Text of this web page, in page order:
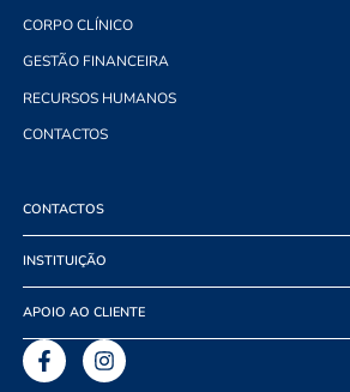
CORPO CLÍNICO
GESTÃO FINANCEIRA
RECURSOS HUMANOS
CONTACTOS
CONTACTOS
INSTITUIÇÃO
APOIO AO CLIENTE